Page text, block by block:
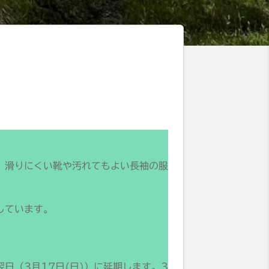
りにくい靴や汚れてもよい長袖の服
います。
日（3月17日(日)）に延期します。3